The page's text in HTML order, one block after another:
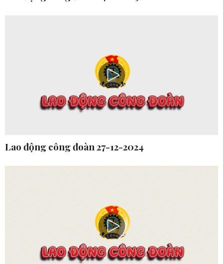
Lao động công đoàn 27-12-2024